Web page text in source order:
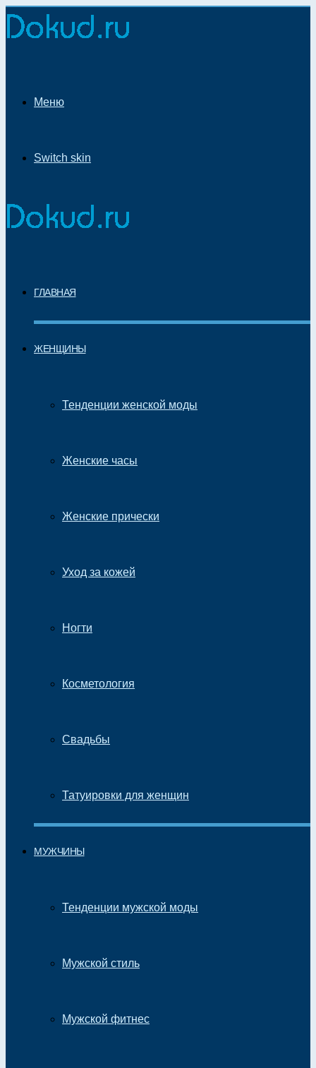
Меню
Switch skin
ГЛАВНАЯ
ЖЕНЩИНЫ
Тенденции женской моды
Женские часы
Женские прически
Уход за кожей
Ногти
Косметология
Свадьбы
Татуировки для женщин
МУЖЧИНЫ
Тенденции мужской моды
Мужской стиль
Мужской фитнес